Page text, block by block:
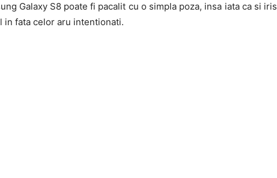
Galaxy S8 poate fi pacalit cu o simpla poza, insa iata ca si iris
in fata celor aru intentionati.